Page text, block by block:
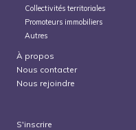
Collectivités territoriales
Promoteurs immobiliers
Autres
À propos
Nous contacter
Nous rejoindre
S'inscrire